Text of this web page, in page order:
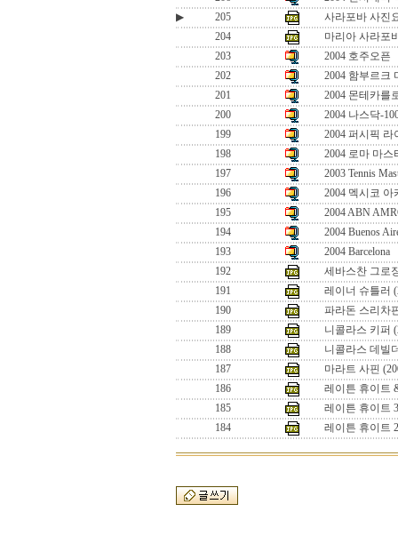
▶
205
사라포바 사진
204
마리아 사라포
203
2004 호주오픈
202
2004 함부르크
201
2004 몬테카를
200
2004 나스닥-
199
2004 퍼시픽
198
2004 로마 마스
197
2003 Tennis
196
2004 멕시코 아
195
2004 ABN
194
2004 Buenos
193
2004 Barcelona
192
세바스찬 그로
191
레이너 슈틀러
190
파라돈 스리차
189
니콜라스 키퍼
188
니콜라스 데빌
187
마라트 사핀
186
레이튼 휴이트
185
레이튼 휴이트
184
레이튼 휴이트